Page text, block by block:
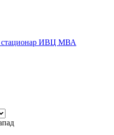
стационар ИВЦ МВА